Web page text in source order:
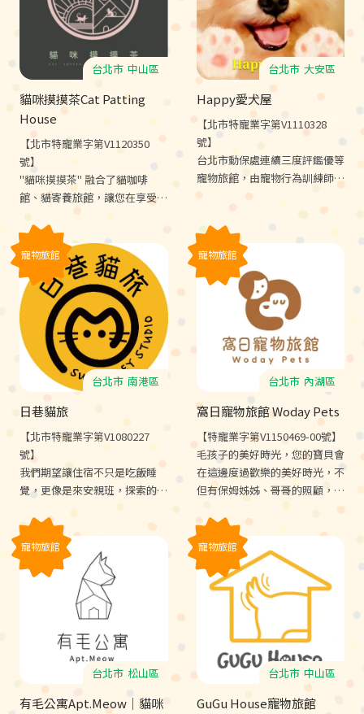
台北市 中山區
貓咪摸摸茶Cat Patting
House
【北市特寵業字第V1120350
號】
"貓咪摸摸茶" 融合了貓咖啡
館、貓寄養旅館，讓您在享受咖
啡的同時，可以與可愛的貓咪互
動。我們還提供獨特的 "貓咪旗
袍瑜珈"，由專業的老師引導您
放鬆身心，享受貓咪帶來的療
癒。不要再等了，歡迎親自來體
驗，讓貓咪們帶給您一個治癒的
午後時光。
台北市 大安區
Happy愛犬屋
【北市特寵業字第V1110328
號】
台北市動保處連續三度評鑑優等
寵物旅館，由寵物行為訓練師及
國際認證寵物照護士24H照顧，
將基礎服從，社會化及減敏訓練
融入寵物照護，讓毛孩住宿兼學
習。
寵物旅館
台北市 南港區
日巷貓旅
【北市特寵業字第V1080227
號】
我們期望讓住宿不只是吃飯睡
覺，更像是來安親班，探索的同
時還能學習社會化，甚至讓住宿
變成玩樂渡假。
寵物旅館
台北市 內湖區
窩日寵物旅館 Woday Pets
【特寵業字第V1150469-00號】
毛孩子的美好時光，您的寶貝會
在這邊度過歡樂的美好時光，不
但有保姆姊姊、哥哥的照顧，還
有其他同學陪伴遊戲，每天還有
公園散步、放風的戶外活動時
間。
寵物旅館
台北市 松山區
有毛公寓Apt.Meow｜貓咪
寵物旅館
台北市 中山區
GuGu House寵物旅館